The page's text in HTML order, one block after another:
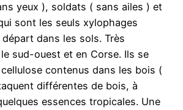
yeux ), soldats ( sans ailes ) et
sont les seuls xylophages
dans les sols. Très
sud-ouest et en Corse. Ils se
contenus dans les bois (
différentes de bois, à
essences tropicales. Une